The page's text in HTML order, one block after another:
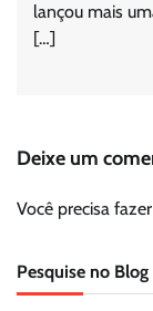
lançou mais
[…]
Deixe um
Você precisa
Pesquise no Blog